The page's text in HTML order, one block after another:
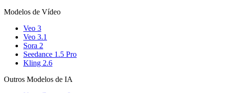
Modelos de Vídeo
Veo 3
Veo 3.1
Sora 2
Seedance 1.5 Pro
Kling 2.6
Outros Modelos de IA